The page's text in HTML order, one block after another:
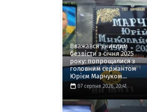
Вважався зниклим
безвісти з січня 2025
року: попрощалися з
головним сержантом
Юрієм Марчуком...
07 серпня 2026, 20:41